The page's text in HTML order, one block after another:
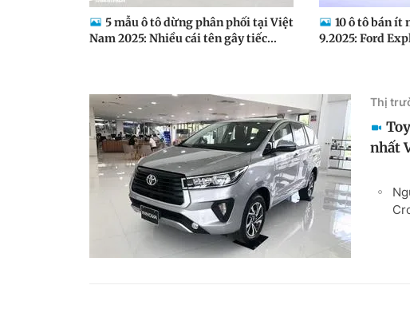
5 mẫu ô tô dừng phân phối tại Việt
Nam 2025: Nhiều cái tên gây tiếc...
10 ô tô bán ít
9.2025: Ford
Thị
nhất